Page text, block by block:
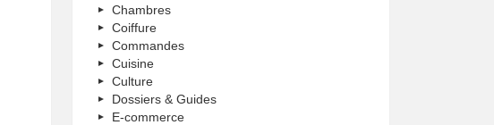
Chambres
Coiffure
Commandes
Cuisine
Culture
Dossiers & Guides
E-commerce